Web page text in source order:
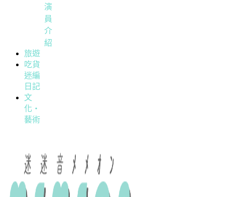
演
員
介
紹
旅遊
吃貨
迷編
日記
文
化・
藝術